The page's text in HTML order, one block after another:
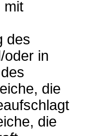
mit
des
oder in
die
die